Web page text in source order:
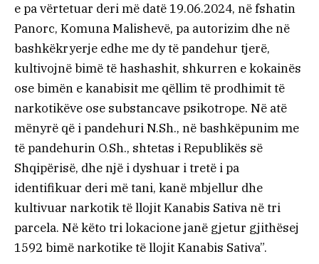
e pa vërtetuar deri më datë 19.06.2024, në fshatin
Panorc, Komuna Malishevë, pa autorizim dhe në
bashkëkryerje edhe me dy të pandehur tjerë,
kultivojnë bimë të hashashit, shkurren e kokainës
ose bimën e kanabisit me qëllim të prodhimit të
narkotikëve ose substancave psikotrope. Në atë
mënyrë që i pandehuri N.Sh., në bashkëpunim me
të pandehurin O.Sh., shtetas i Republikës së
Shqipërisë, dhe një i dyshuar i tretë i pa
identifikuar deri më tani, kanë mbjellur dhe
kultivuar narkotik të llojit Kanabis Sativa në tri
parcela. Në këto tri lokacione janë gjetur gjithësej
1592 bimë narkotike të llojit Kanabis Sativa”.